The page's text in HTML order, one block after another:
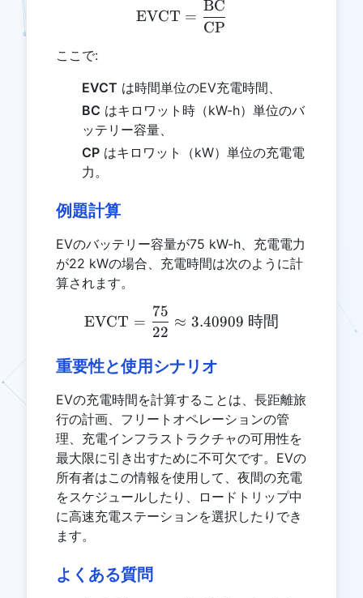
\text{EVCT} =
EVCT =
CP
BC
ここで:
EVCT は時間単位のEV充電時間、
BC はキロワット時（kW-h）単位のバ
ッテリー容量、
CP はキロワット（kW）単位の充電電
力。
例題計算
EVのバッテリー容量が75 kW-h、充電電力
が22 kWの場合、充電時間は次のように計
算されます。
\text{EVCT} =
EVCT =
22
75
≈ 3.40909 時間
重要性と使用シナリオ
EVの充電時間を計算することは、長距離旅
行の計画、フリートオペレーションの管
理、充電インフラストラクチャの可用性を
最大限に引き出すために不可欠です。EVの
所有者はこの情報を使用して、夜間の充電
をスケジュールしたり、ロードトリップ中
に高速充電ステーションを選択したりでき
ます。
よくある質問